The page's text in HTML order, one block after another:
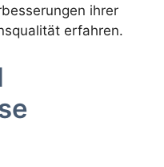
ihrer
erfahren.